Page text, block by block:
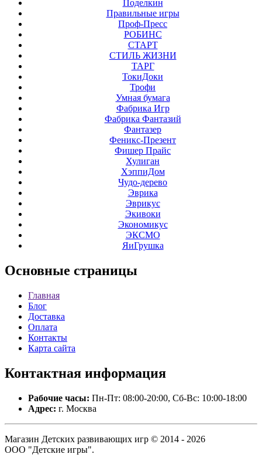
Поделкин
Правильные игры
Проф-Пресс
РОБИНС
СТАРТ
СТИЛЬ ЖИЗНИ
ТАРГ
ТокиДоки
Трофи
Умная бумага
Фабрика Игр
Фабрика Фантазий
Фантазер
Феникс-Презент
Фишер Прайс
Хулиган
ХэппиДом
Чудо-дерево
Эврика
Эврикус
Экивоки
Экономикус
ЭКСМО
ЯиГрушка
Основные страницы
Главная
Блог
Доставка
Оплата
Контакты
Карта сайта
Контактная информация
Рабочие часы: Пн-Пт: 08:00-20:00, Сб-Вс: 10:00-18:00
Адрес: г. Москва
Магазин Детских развивающих игр © 2014 - 2026
ООО "Детские игры".